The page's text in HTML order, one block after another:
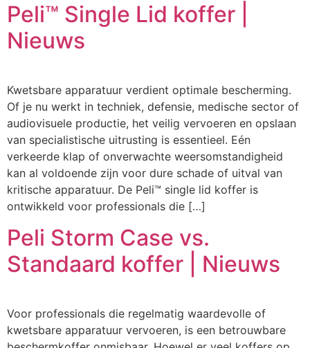
Peli™ Single Lid koffer |
Nieuws
Kwetsbare apparatuur verdient optimale bescherming.
Of je nu werkt in techniek, defensie, medische sector of
audiovisuele productie, het veilig vervoeren en opslaan
van specialistische uitrusting is essentieel. Eén
verkeerde klap of onverwachte weersomstandigheid
kan al voldoende zijn voor dure schade of uitval van
kritische apparatuur. De Peli™ single lid koffer is
ontwikkeld voor professionals die […]
Peli Storm Case vs.
Standaard koffer | Nieuws
Voor professionals die regelmatig waardevolle of
kwetsbare apparatuur vervoeren, is een betrouwbare